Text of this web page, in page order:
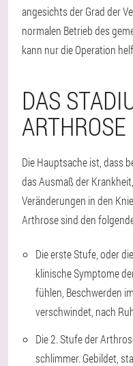
angesichts der Grad der
normalen Betrieb des
kann nur die Operation
DAS
ARTHROSE
Die Hauptsache ist, dass
das Ausmaß der
Veränderungen in den
Arthrose sind den
Die erste Stufe, oder
klinische Symptome
fühlen, Beschwerden
verschwindet, nach
Die 2. Stufe der
schlimmer. Gebildet,